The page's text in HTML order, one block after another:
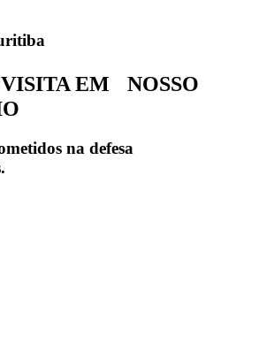
EM NOSSO
na defesa